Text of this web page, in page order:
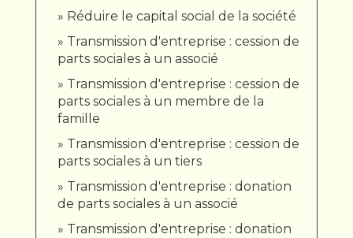
Réduire le capital social de la société
Transmission d'entreprise : cession de
parts sociales à un associé
Transmission d'entreprise : cession de
parts sociales à un membre de la
famille
Transmission d'entreprise : cession de
parts sociales à un tiers
Transmission d'entreprise : donation
de parts sociales à un associé
Transmission d'entreprise : donation